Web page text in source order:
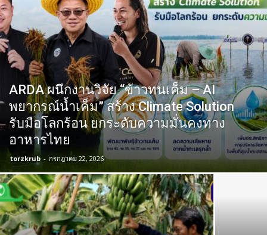
ARDA ผนึกงานวิจัย “ข้าวทนเค็ม – AI
พยากรณ์น้ำเค็ม” สร้าง Climate Solution
รับมือโลกร้อน ยกระดับความมั่นคงทาง
อาหารไทย
torzkrub - กรกฎาคม 22, 2026